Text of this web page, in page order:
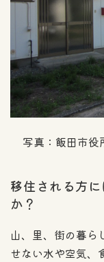
写真：飯田市
移住される方
か？
山、里、街の暮ら
せない水や空気、